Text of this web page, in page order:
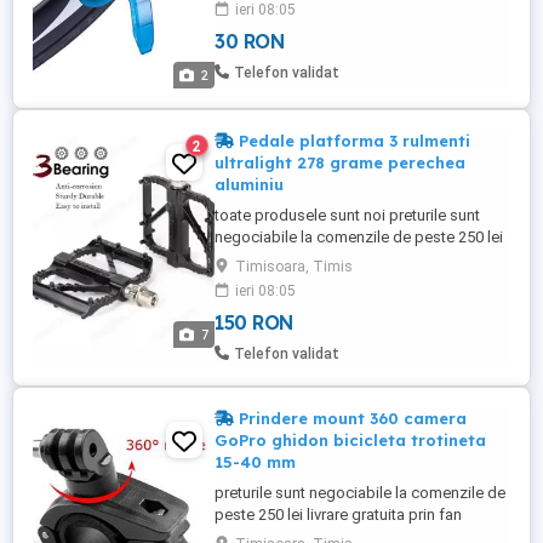
2
curatarea degresarea lantului de bicicleta
prevazut cu perii plastic dur albastru nou
dimensiuni 135 mm x 75 mm x 40 mm
ieri 08:05
30 RON
Telefon validat
7
2
Pedale platforma 3 rulmenti
ultralight 278 grame perechea
aluminiu
toate produsele sunt noi preturile sunt
negociabile la comenzile de peste 250 lei
livrare gratuita prin fan courier, detalii la
telefon la nr din anunt set 2 pedale
Promend R27 platforma mare, anti
alunecare filet standard 9 16 foarte usoare
(278 grame perechea, cantarite) aluminiu 3
Timisoara, Timis
ieri 08:05
150 RON
Telefon validat
Prindere mount 360 camera
GoPro ghidon bicicleta trotineta
15-40 mm
preturile sunt negociabile la comenzile de
peste 250 lei livrare gratuita prin fan
courier, detalii la telefon la nr din anunt